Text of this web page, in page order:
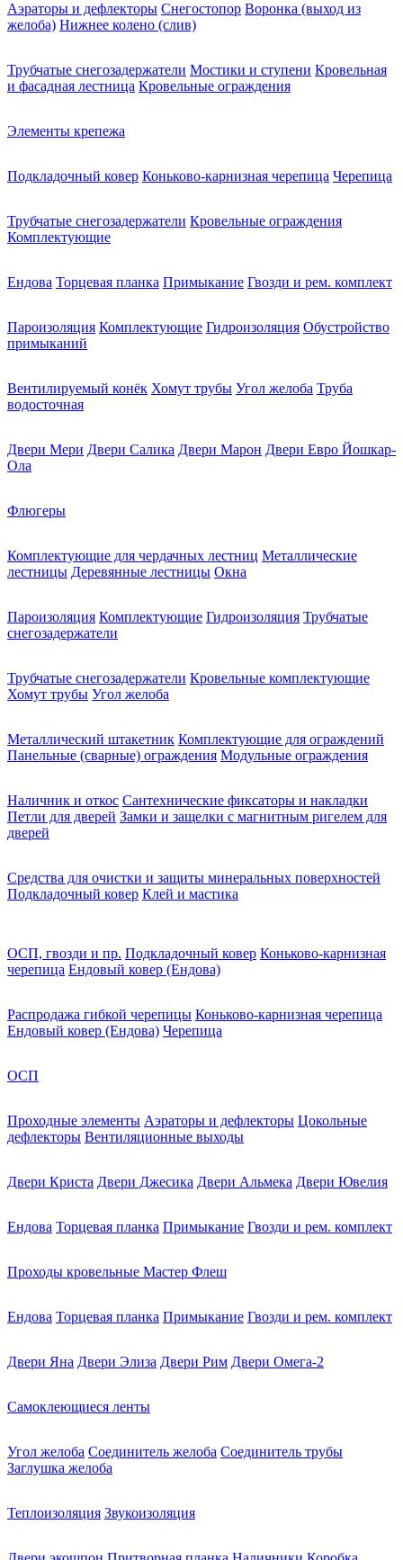
Аэраторы и дефлекторы Снегостопор Воронка (выход из
желоба) Нижнее колено (слив)
Трубчатые снегозадержатели Мостики и ступени Кровельная
и фасадная лестница Кровельные ограждения
Элементы крепежа
Подкладочный ковер Коньково-карнизная черепица Черепица
Трубчатые снегозадержатели Кровельные ограждения
Комплектующие
Ендова Торцевая планка Примыкание Гвозди и рем. комплект
Пароизоляция Комплектующие Гидроизоляция Обустройство
примыканий
Вентилируемый конёк Хомут трубы Угол желоба Труба
водосточная
Двери Мери Двери Салика Двери Марон Двери Евро Йошкар-
Ола
Флюгеры
Комплектующие для чердачных лестниц Металлические
лестницы Деревянные лестницы Окна
Пароизоляция Комплектующие Гидроизоляция Трубчатые
снегозадержатели
Трубчатые снегозадержатели Кровельные комплектующие
Хомут трубы Угол желоба
Металлический штакетник Комплектующие для ограждений
Панельные (сварные) ограждения Модульные ограждения
Наличник и откос Сантехнические фиксаторы и накладки
Петли для дверей Замки и защелки с магнитным ригелем для
дверей
Средства для очистки и защиты минеральных поверхностей
Подкладочный ковер Клей и мастика
ОСП, гвозди и пр. Подкладочный ковер Коньково-карнизная
черепица Ендовый ковер (Ендова)
Распродажа гибкой черепицы Коньково-карнизная черепица
Ендовый ковер (Ендова) Черепица
ОСП
Проходные элементы Аэраторы и дефлекторы Цокольные
дефлекторы Вентиляционные выходы
Двери Криста Двери Джесика Двери Альмека Двери Ювелия
Ендова Торцевая планка Примыкание Гвозди и рем. комплект
Проходы кровельные Мастер Флеш
Ендова Торцевая планка Примыкание Гвозди и рем. комплект
Двери Яна Двери Элиза Двери Рим Двери Омега-2
Самоклеющиеся ленты
Угол желоба Соединитель желоба Соединитель трубы
Заглушка желоба
Теплоизоляция Звукоизоляция